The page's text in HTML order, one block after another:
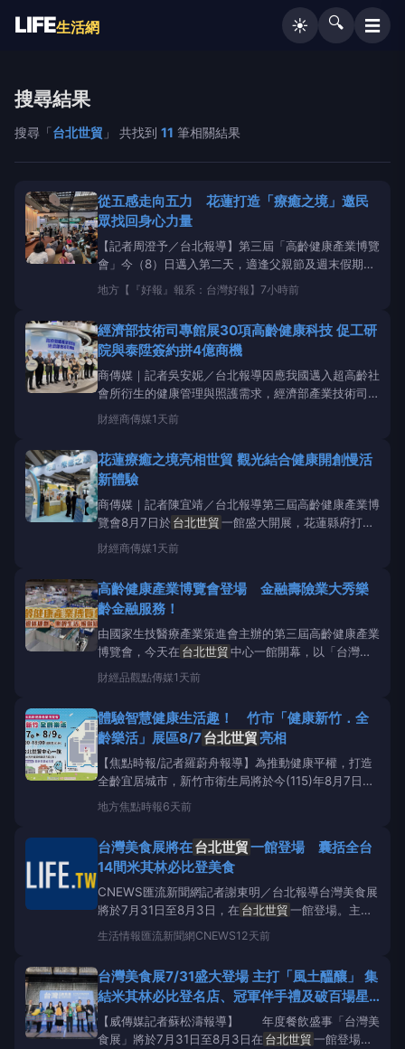
LIFE生活網 ☀️ 🔍 ☰
搜尋結果
搜尋「台北世貿 」 共找到 11 筆相關結果
從五感走向五力 花蓮打造「療癒之境」邀民
眾找回身心力量
【記者周澄予／台北報導】第三屆「高齡健康產業博覽
會」今（8）日邁入第二天，適逢父親節及週末假期，
台北世貿
一館人潮絡繹不絕。花蓮縣政府以「花蓮‧療
癒之境」打造沉浸式主題展區，透過視、聽、嗅、味、
力及連結力「五力」，讓民眾從一場展覽感受花蓮
地方 【『好報』報系：台灣好報】 7小時前
經濟部技術司專館展30項高齡健康科技 促工研
院與泰陞簽約拼4億商機
商傳媒｜記者吳安妮／台北報導因應我國邁入超高齡社
會所衍生的健康管理與照護需求，經濟部產業技術司於
8月7日至9日假
覽會」技術司專館中，集結工研院、金屬中心、紡織所
護」及「復健賦能」三大展區，共展出30項高齡健康
科
財經商傳媒1天前
花蓮療癒之境亮相世貿 觀光結合健康開創慢活
新體驗
商傳媒｜記者陳宜靖／台北報導第三屆高齡健康產業博
覽會8月7日於 台北世貿一館盛大開展，花蓮縣府打造
「花蓮‧療癒之境」五感體驗驚豔全場。縣長徐榛蔚親
臨分享「療癒之都」願景，前立法院長王金平也到場盛
地」。兩人共同邀請民眾透過五力闖關，來花蓮展開撫
慰身
財經商傳媒1天前
高齡健康產業博覽會登場 金融壽險業大秀樂
齡金融服務！
由國家生技醫療產業策進會主辦的第三屆高齡健康產業
博覽會，今天在 台北世貿中心一館開幕，以「台灣，
領航長壽新經濟」為主軸，共設置1380個攤位，規模
較去年成長15%。金融壽險業也紛紛前來參展，介紹自
段需求。台新新光金控攜手子公司台新銀行、新
財經品觀點傳媒1天前
體驗智慧健康生活趣！ 竹市「健康新竹．全
齡樂活」展區8/7台北世貿亮相
【焦點時報/記者羅蔚舟報導】為推動健康平權，打造
全齡宜居城市，新竹市衛生局將於今(115)年8月7日至
9日前往
台北世貿
康產業博覽會」，以「健康新竹全齡樂活」為主題打造
善等面向的創新成果。邀請市民朋友及全台民眾蒞臨參
地方焦點時報6天前
台灣美食展將在台北世貿一館登場 囊括全台
14間米其林必比登美食
CNEWS匯流新聞網記者謝東明／台北報導台灣美食展
將於7月31日至8月3日，在 台北世貿一館登場。主辦
單位台灣觀光協會，今（27）日宣布今年美食展，將
橫跨中央到地方、囊括全台14間米其林必比登美食、
陣容與優惠！台灣觀光協會表示，4天展期更有跨世代
國
生活情報匯流新聞網CNEWS12天前
台灣美食展7/31盛大登場 主打「風土醞釀」 集
結米其林必比登名店、冠軍伴手禮及破百場星
級主廚秀
【威傳媒記者蘇松濤報導】 年度餐飲盛事「台灣美
食展」將於7月31日至8月3日在 台北世貿一館登場，